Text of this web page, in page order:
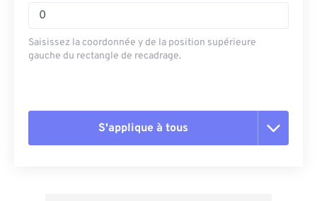
Saisissez la coordonnée y de la position supérieure
gauche du rectangle de recadrage.
S'applique à tous